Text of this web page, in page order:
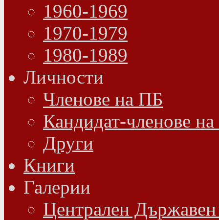
1960-1969
1970-1979
1980-1989
Личности
Членове на ПБ
Кандидат-членове
Други
Книги
Галерии
Централен